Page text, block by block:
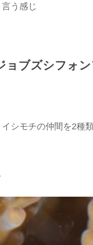
う感じ
ョブズシフォ
シモチの仲間を2種